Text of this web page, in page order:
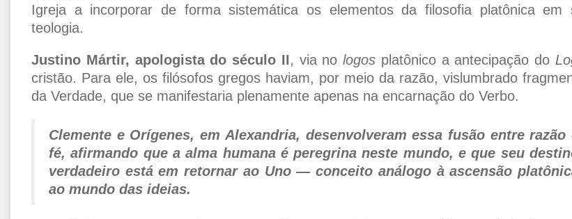
Igreja a incorporar de forma sistemática os elementos da filosofia platônica em
teologia.
Justino Mártir, apologista do século II, via nologos platônico a antecipação do
cristão. Para ele, os filósofos gregos haviam, por meio da razão, vislumbrado
da Verdade, que se manifestaria plenamente apenas na encarnação do Verbo.
Clemente e Orígenes, em Alexandria, desenvolveram essa fusão entre razão
fé, afirmando que a alma humana é peregrina neste mundo, e que seu
verdadeiro está em retornar ao Uno — conceito análogo à ascensão
ao mundo das ideias.